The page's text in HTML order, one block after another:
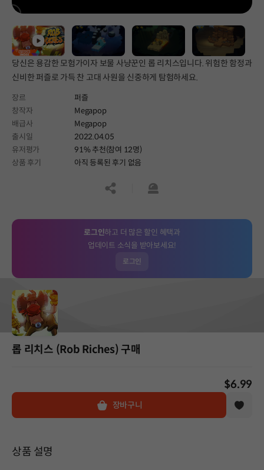
당신은 용감한 모험가이자 보물 사냥꾼인 롭 리치스입니다. 위험한 함정과
신비한 퍼즐로 가득 찬 고대 사원을 신중하게 탐험하세요.
장르
퍼즐
창작자
Megapop
배급사
Megapop
출시일
2022.04.05
유저평가
91% 추천(참여 12명)
상품 후기
아직 등록된 후기 없음
공유하기신고하기
로그인하고 더 많은 할인 혜택과
업데이트 소식을 받아보세요!
로그인
롭 리치스 (Rob Riches) 구매
$6.99
장바구니
상품 설명